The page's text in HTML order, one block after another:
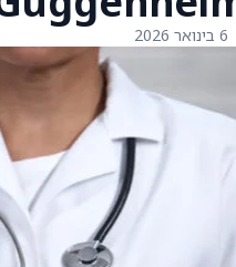
6 בינואר 2026